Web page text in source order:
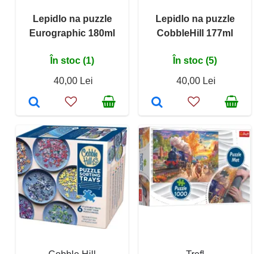
Lepidlo na puzzle
Eurographic 180ml
În stoc (1)
40,00 Lei
Lepidlo na puzzle
CobbleHill 177ml
În stoc (5)
40,00 Lei